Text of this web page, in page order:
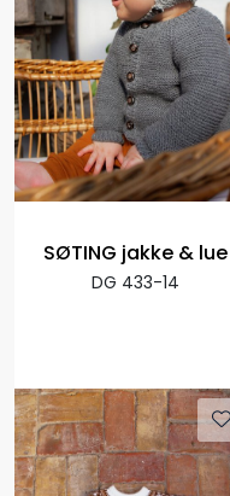
SØTING jakke & lue
DG 433-14